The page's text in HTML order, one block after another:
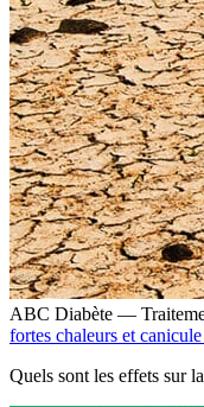
ABC Diabète —
fortes chaleurs et
Quels sont les effets sur